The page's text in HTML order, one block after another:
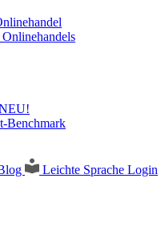
Benchmark
Leichte Sprache Login